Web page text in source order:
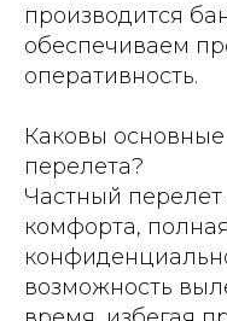
производится
обеспечиваем
оперативность.
Каковы
перелета?
Частный
комфорта,
возможность